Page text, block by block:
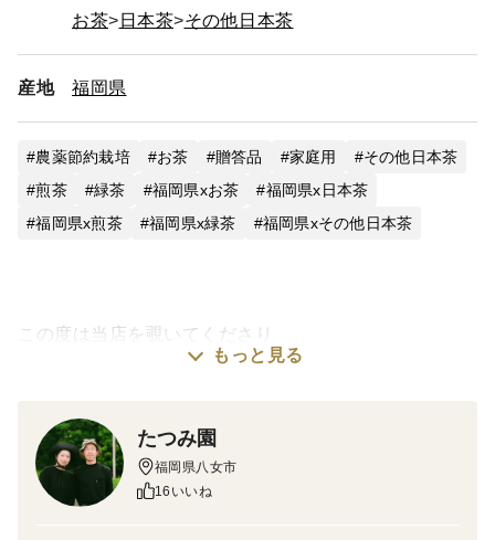
お茶
日本茶 その他日本茶
産地 福岡県
農薬節約栽培 お茶 贈答品 家庭用
その他日本茶
煎茶
緑茶 福岡県xお茶
福岡県x日本茶
福岡県x煎茶
福岡県x緑茶 福岡県xその他日本茶
この度は当店を覗いてくださり
ありがとうございます😊
当店の八女茶100%の新茶の香り、味をぜひお楽しみい
ただけたら嬉しいです。
𓂃◌𓈒𓐍𓂃◌𓈒𓐍𓂃◌𓈒𓐍𓂃◌𓈒𓐍𓂃◌𓈒𓐍𓂃◌𓈒𓐍
もっと見る
たつみ園
福岡県八女市
16いいね